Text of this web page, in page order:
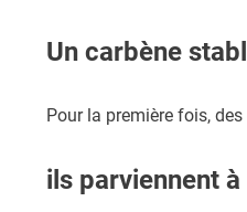
Un carbène
Pour la première fois,
ils parviennent